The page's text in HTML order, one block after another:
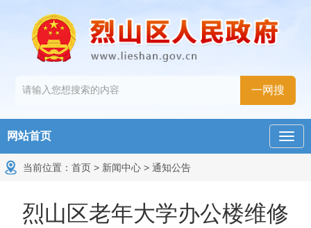
网站首页
当前位置： 首页 > 新闻中心 > 通知公告
烈山区老年大学办公楼维修